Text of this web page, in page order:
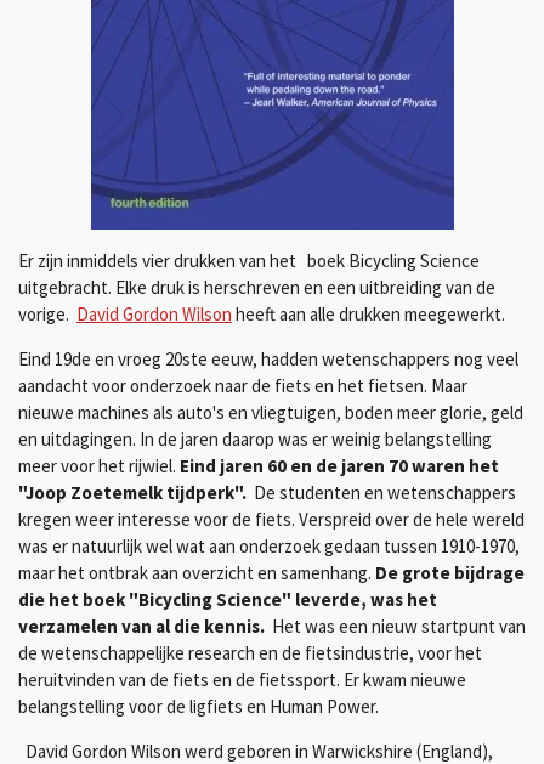
Er zijn inmiddels vier drukken van het boek Bicycling Science
uitgebracht. Elke druk is herschreven en een uitbreiding van de
vorige. David Gordon Wilson heeft aan alle drukken meegewerkt.
Eind 19de en vroeg 20ste eeuw, hadden wetenschappers nog veel
aandacht voor onderzoek naar de fiets en het fietsen. Maar
nieuwe machines als auto's en vliegtuigen, boden meer glorie, geld
en uitdagingen. In de jaren daarop was er weinig belangstelling
meer voor het rijwiel. Eind jaren 60 en de jaren 70 waren het
"Joop Zoetemelk tijdperk". De studenten en wetenschappers
kregen weer interesse voor de fiets. Verspreid over de hele wereld
was er natuurlijk wel wat aan onderzoek gedaan tussen 1910-1970,
maar het ontbrak aan overzicht en samenhang. De grote bijdrage
die het boek "Bicycling Science" leverde, was het
verzamelen van al die kennis. Het was een nieuw startpunt van
de wetenschappelijke research en de fietsindustrie, voor het
heruitvinden van de fiets en de fietssport. Er kwam nieuwe
belangstelling voor de ligfiets en Human Power.
David Gordon Wilson werd geboren in Warwickshire (England),